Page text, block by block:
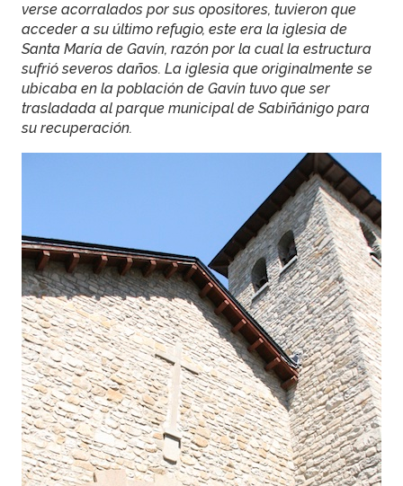
verse acorralados por sus opositores, tuvieron que
acceder a su último refugio, este era la iglesia de
Santa María de Gavín, razón por la cual la estructura
sufrió severos daños. La iglesia que originalmente se
ubicaba en la población de Gavín tuvo que ser
trasladada al parque municipal de Sabiñánigo para
su recuperación.